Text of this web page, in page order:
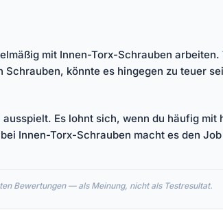
mit Innen-Torx-Schrauben arbeiten.
könnte es hingegen zu teuer
Es lohnt sich, wenn du häufig
Innen-Torx-Schrauben macht es den
Bewertungen — als Meinung, nicht als Testresultat.